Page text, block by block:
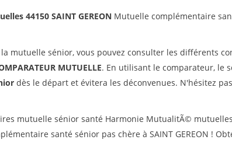
44150 SAINT GEREON Mutuelle complémentaire
mutuelle sénior, vous pouvez consulter les différents
MUTUELLE. En utilisant le comparateur, le
dès le départ et évitera les déconvenues. N'hésitez
mutuelle sénior santé Harmonie MutualitÃ© mutuelles
santé sénior pas chère à SAINT GEREON !